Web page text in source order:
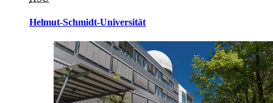
Helmut-Schmidt-Universität